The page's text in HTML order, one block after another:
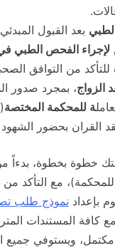
بعد القبول
لإجراء الفحص الطبي
للتأكد من التوافق
الزواج، بمجرد صدور
ة للمحكمة المختصة
القران بحضور
خطوة بخطوة، بدءاً
مع التأكد
بإعداد نموذج طلب
كافة المستندات
ويستوفي جميع